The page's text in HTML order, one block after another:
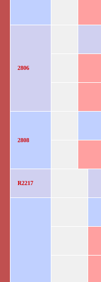
2806
2808
R2217